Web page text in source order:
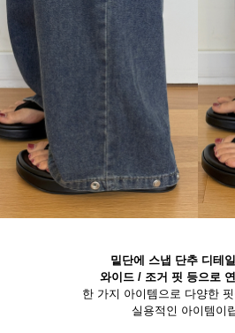
밑단에 스냅 단추 디테일
와이드 / 조거 핏 등으로
한 가지 아이템으로 다양한
실용적인 아이템이